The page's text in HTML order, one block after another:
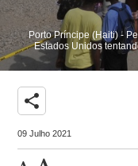
Porto Príncipe (Haiti) -
Estados Unidos
share
09 Julho 2021